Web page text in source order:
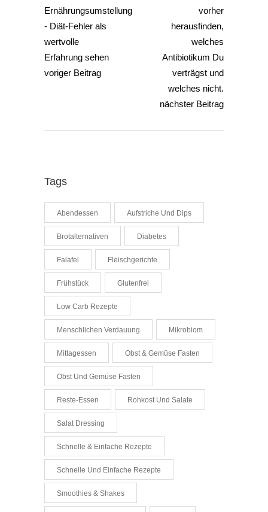
voriger Beitrag
nächster Beitrag
Tags
Abendessen Aufstriche Und Dips
Brotalternativen Diabetes
Falafel Fleischgerichte
Frühstück Glutenfrei
Low Carb Rezepte
Menschlichen Verdauung Mikrobiom
Mittagessen Obst & Gemüse Fasten
Obst Und Gemüse Fasten
Reste-Essen Rohkost Und Salate
Salat Dressing
Schnelle & Einfache Rezepte
Schnelle Und Einfache Rezepte
Smoothies & Shakes